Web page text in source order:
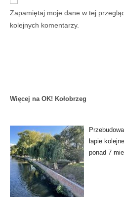
Zapamiętaj moje dane w tej
kolejnych komentarzy.
Więcej na OK! Kołobrzeg
łapie
ponad 7